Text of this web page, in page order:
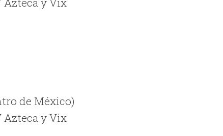
de México)
Azteca y Vix